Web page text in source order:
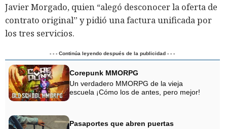
Javier Morgado, quien “alegó desconocer la oferta de
contrato original” y pidió una factura unificada por
los tres servicios.
- - - Continúa leyendo después de la publicidad - - -
Corepunk MMORPG
Un verdadero MMORPG de la vieja
escuela ¡Cómo los de antes, pero mejor!
Pasaportes que abren puertas